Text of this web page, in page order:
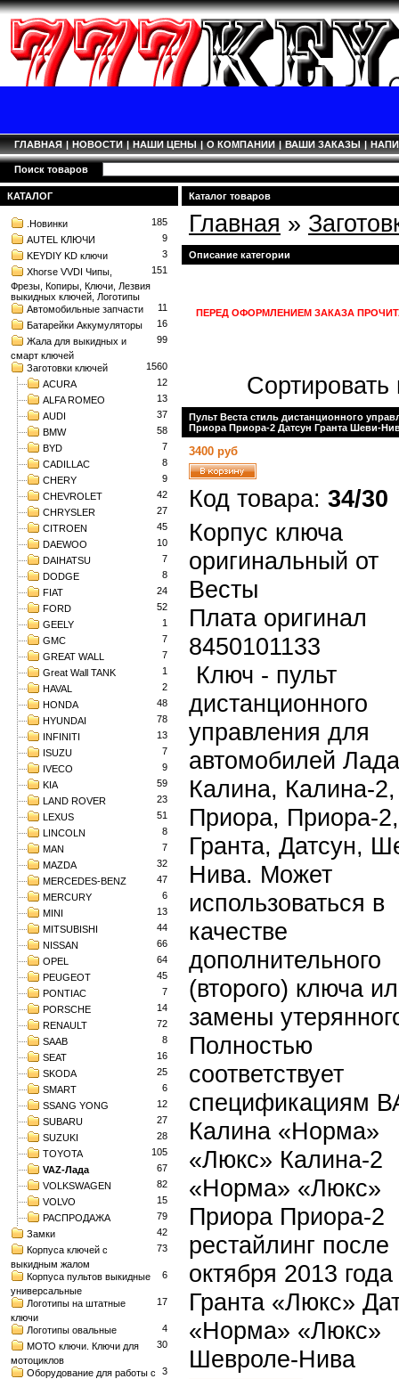
ГЛАВНАЯ | НОВОСТИ | НАШИ ЦЕНЫ | О КОМПАНИИ | ВАШИ ЗАКАЗЫ |
Поиск товаров
КАТАЛОГ
185
.Новинки
9
AUTEL КЛЮЧИ
3
KEYDIY KD ключи
151
Xhorse VVDI Чипы,
Фрезы, Копиры, Ключи, Лезвия
выкидных ключей, Логотипы
11
Автомобильные запчасти
16
Батарейки Аккумуляторы
99
Жала для выкидных и
смарт ключей
1560
Заготовки ключей
12
ACURA
13
ALFA ROMEO
37
AUDI
58
BMW
7
BYD
8
CADILLAC
9
CHERY
42
CHEVROLET
27
CHRYSLER
45
CITROEN
10
DAEWOO
7
DAIHATSU
8
DODGE
24
FIAT
52
FORD
1
GEELY
7
GMC
7
GREAT WALL
1
Great Wall TANK
2
HAVAL
48
HONDA
78
HYUNDAI
13
INFINITI
7
ISUZU
9
IVECO
59
KIA
23
LAND ROVER
51
LEXUS
8
LINCOLN
7
MAN
32
MAZDA
47
MERCEDES-BENZ
6
MERCURY
13
MINI
44
MITSUBISHI
66
NISSAN
64
OPEL
45
PEUGEOT
7
PONTIAC
14
PORSCHE
72
RENAULT
8
SAAB
16
SEAT
25
SKODA
6
SMART
12
SSANG YONG
27
SUBARU
28
SUZUKI
105
TOYOTA
67
VAZ-Лада
82
VOLKSWAGEN
15
VOLVO
79
РАСПРОДАЖА
42
Замки
73
Корпуса ключей с
выкидным жалом
6
Корпуса пультов выкидные
универсальные
17
Логотипы на штатные
ключи
4
Логотипы овальные
30
МОТО ключи. Ключи для
мотоциклов
3
Оборудование для работы с
Каталог товаров
Главная »
Описание категории
ПЕРЕД ОФОРМЛЕНИЕМ ЗАКАЗА
Пульт Веста стиль дистанционного
Приора Приора-2 Датсун Гранта Шеви-
3400 руб
Код товара: 34/30
Корпус ключа
оригинальный от
Весты
Плата оригинал
8450101133
Ключ - пульт
дистанционного
управления для
автомобилей
Калина, Калина-2,
Приора, Приора-2,
Гранта, Датсун,
Нива. Может
использоваться в
качестве
дополнительного
(второго) ключа
замены
Полностью
соответствует
спецификациям
Калина «Норма»
«Люкс» Калина-2
«Норма» «Люкс»
Приора Приора-2
рестайлинг после
октября 2013 года
Гранта «Люкс»
«Норма» «Люкс»
Шевроле-Нива